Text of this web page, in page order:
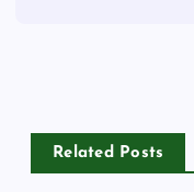
Related Posts